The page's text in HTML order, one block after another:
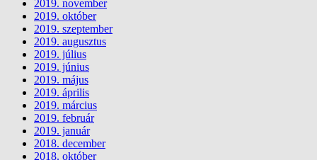
2019. november
2019. október
2019. szeptember
2019. augusztus
2019. július
2019. június
2019. május
2019. április
2019. március
2019. február
2019. január
2018. december
2018. október